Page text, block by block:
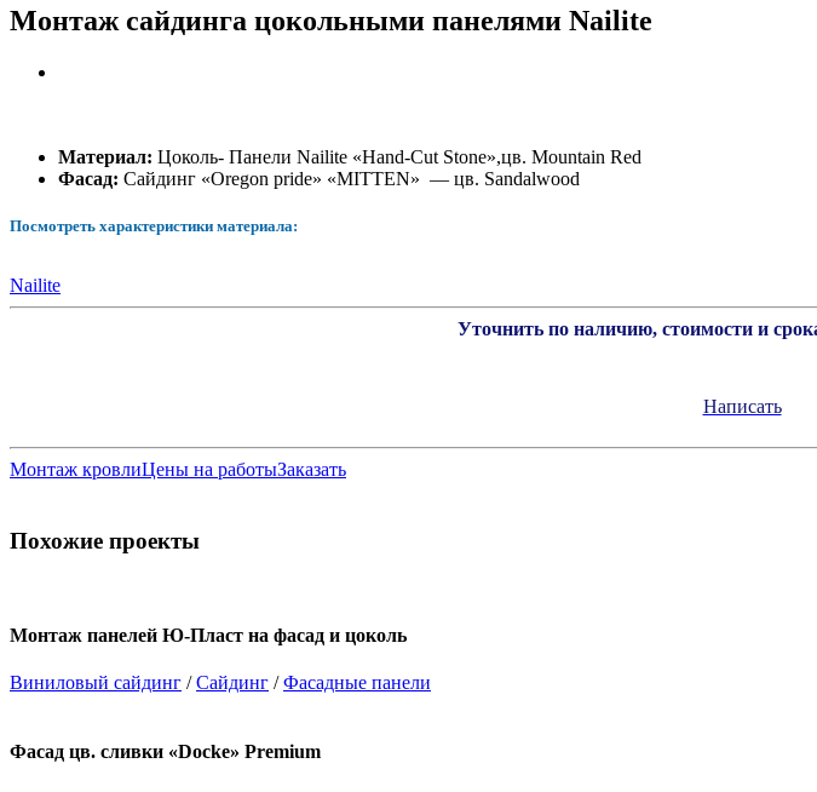
Монтаж сайдинга цокольными панелями Nailite
Материал: Цоколь- Панели Nailite «Hand-Cut Stone»,цв. Mountain Red
Фасад: Сайдинг «Oregon pride» «MITTEN» — цв. Sandalwood
Посмотреть характеристики материала:
Nailite
Уточнить по наличию, стоимости и
Написать
Монтаж кровлиЦены на работыЗаказать
Похожие проекты
Монтаж панелей Ю-Пласт на фасад и цоколь
Виниловый сайдинг /Сайдинг /Фасадные панели
Фасад цв. сливки «Docke» Premium